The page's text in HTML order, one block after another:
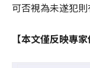
可否視為未遂犯則
【本文僅反映專